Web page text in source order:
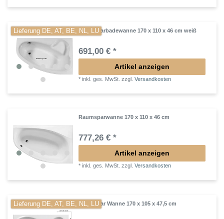
Lieferung DE, AT, BE, NL, LURaumsparbadewanne 170 x 110 x 46 cm weiß
691,00 € *
Artikel anzeigen
*inkl. ges. MwSt. zzgl.Versandkosten
Raumsparwanne 170 x 110 x 46 cm
777,26 € *
Artikel anzeigen
*inkl. ges. MwSt. zzgl.Versandkosten
Lieferung DE, AT, BE, NL, LURaumspar Wanne 170 x 105 x 47,5 cm